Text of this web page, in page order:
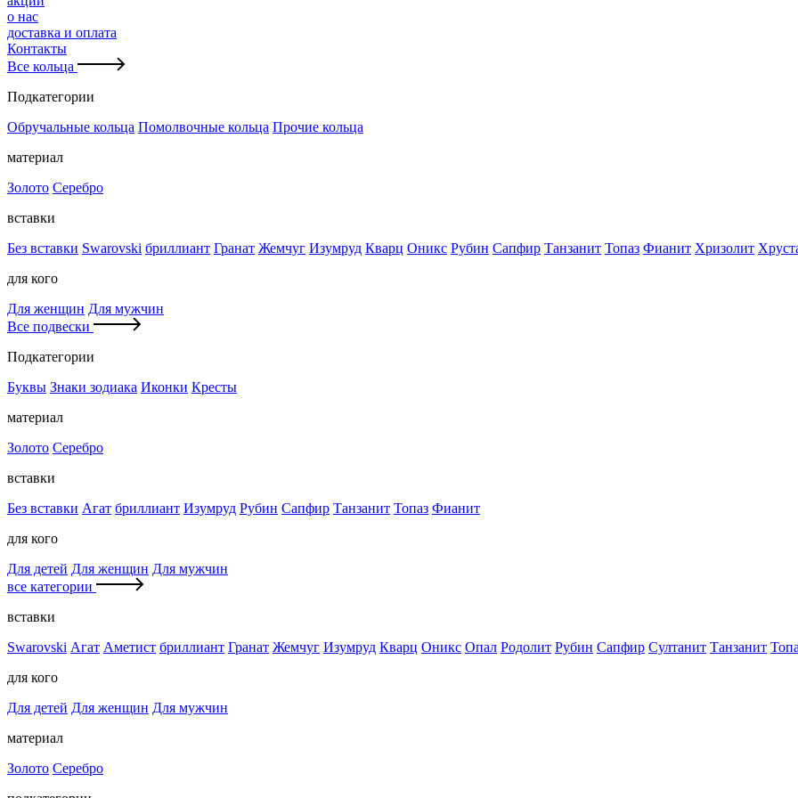
о нас
доставка и оплата
Контакты
Все кольца
Подкатегории
Обручальные кольца Помолвочные кольца Прочие кольца
материал
Золото Серебро
вставки
Без вставки Swarovski бриллиант Гранат Жемчуг Изумруд Кварц Оникс Рубин Сапфир Танзанит Топаз Фианит Хризолит
для кого
Для женщин Для мужчин
Все подвески
Подкатегории
Буквы Знаки зодиака Иконки Кресты
материал
Золото Серебро
вставки
Без вставки Агат бриллиант Изумруд Рубин Сапфир Танзанит Топаз Фианит
для кого
Для детей Для женщин Для мужчин
все категории
вставки
Swarovski Агат Аметист бриллиант Гранат Жемчуг Изумруд Кварц Оникс Опал Родолит Рубин Сапфир Султанит Танзанит
для кого
Для детей Для женщин Для мужчин
материал
Золото Серебро